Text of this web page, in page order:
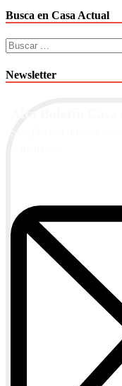
Busca en Casa Actual
Buscar:
Newsletter